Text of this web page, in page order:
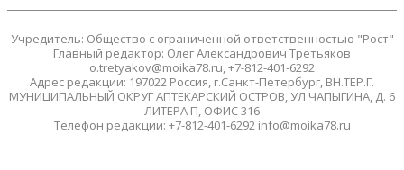
Учредитель: Общество с ограниченной ответственностью "Рост"
Главный редактор: Олег Александрович Третьяков
o.tretyakov@moika78.ru, +7-812-401-6292
Адрес редакции: 197022 Россия, г.Санкт-Петербург, ВН.ТЕР.Г.
МУНИЦИПАЛЬНЫЙ ОКРУГ АПТЕКАРСКИЙ ОСТРОВ, УЛ ЧАПЫГИНА, Д. 6
ЛИТЕРА П, ОФИС 316
Телефон редакции: +7-812-401-6292 info@moika78.ru